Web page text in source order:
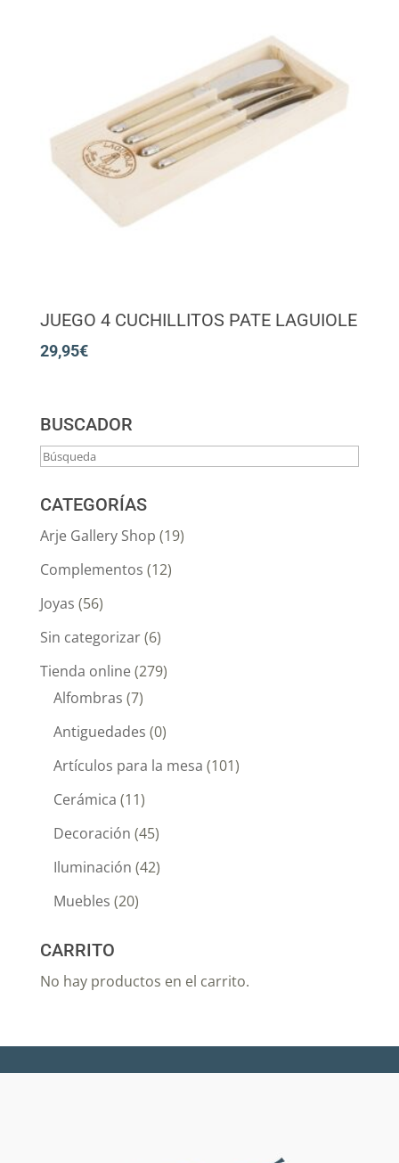
JUEGO 4 CUCHILLITOS PATE LAGUIOLE
29,95€
BUSCADOR
CATEGORÍAS
Arje Gallery Shop (19)
Complementos (12)
Joyas (56)
Sin categorizar(6)
Tienda online(279)
Alfombras (7)
Antiguedades (0)
Artículos para la mesa (101)
Cerámica (11)
Decoración (45)
Iluminación (42)
Muebles (20)
CARRITO
No hay productos en el carrito.